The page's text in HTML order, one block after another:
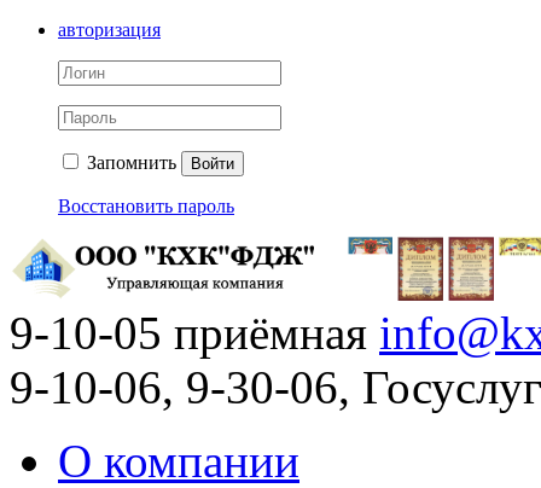
авторизация
Запомнить Войти
Восстановить пароль
9-10-05 приёмная
9-10-06, 9-30-06,
О компании